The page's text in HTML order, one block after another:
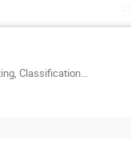
Classification...